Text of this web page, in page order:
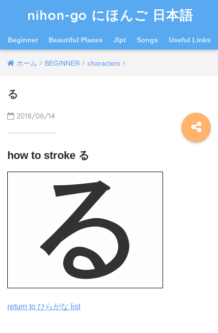
nihon-go にほんご 日本語
Beginner Beautiful Places Jlpt Songs Useful Links
ホーム BEGINNER characters
る
2018/06/14
how to stroke る
return to ひらがな list